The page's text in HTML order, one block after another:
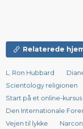
Relaterede
L. Ron Hubbard
Scientology religionen
Start på et online-kursus
Den Internationale
Vejen til lykke